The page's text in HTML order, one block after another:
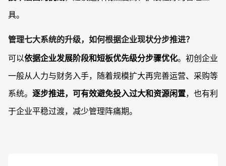
具。
管理七大系统的升级，如何根据企业现状分步推进？
可以依据企业发展阶段和短板优先级分步骤优化。初创企业
一般从人力与财务入手，随着规模扩大再完善运营、采购等
系统。 逐步推进，可有效避免投入过大和资源闲置，也有利
于企业平稳过渡，减少管理阵痛期。